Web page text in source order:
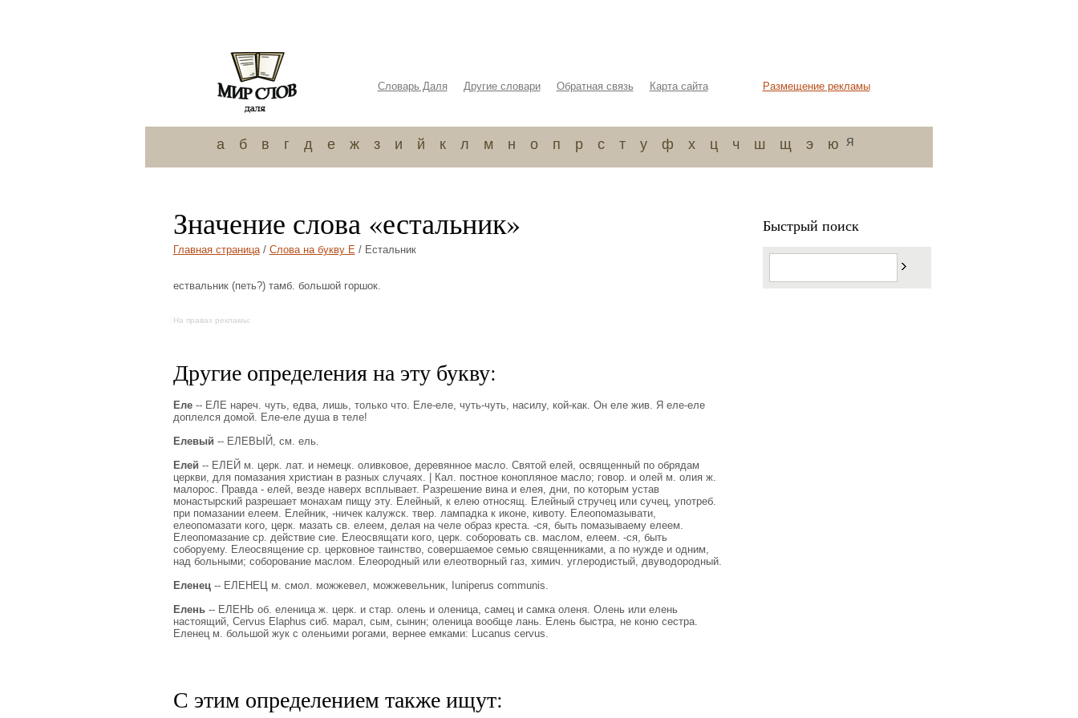
Словарь Даля Другие словари Обратная связь Карта сайта Размещение рекламы
а б в г д е ж з и й к л м н о п р с т у ф х ц ч ш щ э ю я
Значение слова «естальник»
Главная страница/ Слова на букву Е/ Естальник
ествальник (петь?) тамб. большой горшок.
На правах рекламы:
Другие определения на эту букву:
Еле-- ЕЛЕ нареч. чуть, едва, лишь, только что. Еле-еле, чуть-чуть, насилу, кой-как. Он еле жив. Я еле-еле
доплелся домой. Еле-еле душа в теле!
Елевый -- ЕЛЕВЫЙ, см. ель.
Елей -- ЕЛЕЙ м. церк. лат. и немецк. оливковое, деревянное масло. Святой елей, освященный по обрядам
церкви, для помазания христиан в разных случаях. | Кал. постное конопляное масло; говор. и олей м. олия ж.
малорос. Правда - елей, везде наверх всплывает. Разрешение вина и елея, дни, по которым устав
монастырский разрешает монахам пищу эту. Елейный, к елею относящ. Елейный стручец или сучец, употреб.
при помазании елеем. Елейник, -ничек калужск. твер. лампадка к иконе, кивоту. Елеопомазывати,
елеопомазати кого, церк. мазать св. елеем, делая на челе образ креста. -ся, быть помазываему елеем.
Елеопомазание ср. действие сие. Елеосвящати кого, церк. соборовать св. маслом, елеем. -ся, быть
соборуему. Елеосвящение ср. церковное таинство, совершаемое семью священниками, а по нужде и одним,
над больными; соборование маслом. Елеородный или елеотворный газ, химич. углеродистый, двуводородный.
Еленец-- ЕЛЕНЕЦ м. смол. можжевел, можжевельник, Iuniperus communis.
Елень-- ЕЛЕНЬ об. еленица ж. церк. и стар. олень и оленица, самец и самка оленя. Олень или елень
настоящий, Cervus Elaphus сиб. марал, сым, сынин; оленица вообще лань. Елень быстра, не коню сестра.
Еленец м. большой жук с оленьими рогами, вернее емками: Lucanus cervus.
С этим определением также ищут:
Быстрый поиск